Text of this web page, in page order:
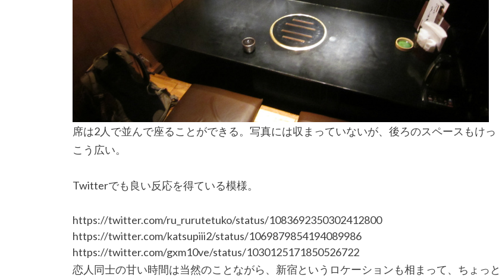
席は2人で並んで座ることができる。写真には収まっていないが、後ろのスペースもけっ
こう広い。
Twitterでも良い反応を得ている模様。
https://twitter.com/ru_rurutetuko/status/1083692350302412800
https://twitter.com/katsupiii2/status/1069879854194089986
https://twitter.com/gxm10ve/status/1030125171850526722
恋人同士の甘い時間は当然のことながら、新宿というロケーションも相まって、ちょっと